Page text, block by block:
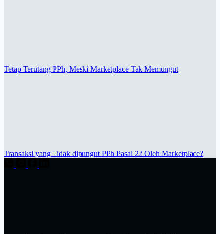
Tetap Terutang PPh, Meski Marketplace Tak Memungut
Transaksi yang Tidak dipungut PPh Pasal 22 Oleh Marketplace?